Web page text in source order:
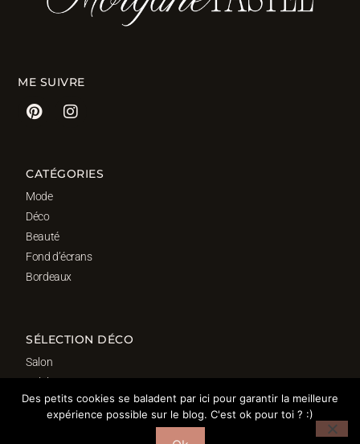
ME SUIVRE
CATÉGORIES
Mode
Déco
Beauté
Fond d’écrans
Bordeaux
SÉLECTION DÉCO
Salon
Cuisine
Salle de bain
Chambre
Des petits cookies se baladent par ici pour garantir la meilleure
expérience possible sur le blog. C'est ok pour toi ? :)